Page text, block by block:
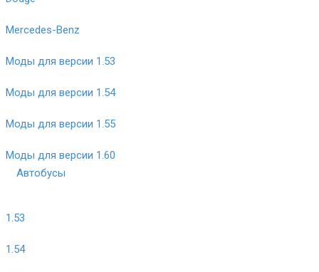
Mercedes-Benz
Моды для версии 1.53
Моды для версии 1.54
Моды для версии 1.55
Моды для версии 1.60
Автобусы
1.53
1.54